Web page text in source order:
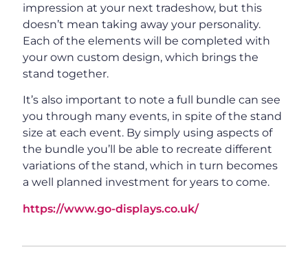
impression at your next tradeshow, but this
doesn’t mean taking away your personality.
Each of the elements will be completed with
your own custom design, which brings the
stand together.
It’s also important to note a full bundle can see
you through many events, in spite of the stand
size at each event. By simply using aspects of
the bundle you’ll be able to recreate different
variations of the stand, which in turn becomes
a well planned investment for years to come.
https://www.go-displays.co.uk/